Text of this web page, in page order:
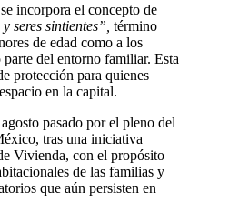
incorpora el concepto de
seres sintientes”, término
de edad como a los
del entorno familiar. Esta
protección para quienes
en la capital.
pasado por el pleno del
tras una iniciativa
Vivienda, con el propósito
de las familias y
que aún persisten en